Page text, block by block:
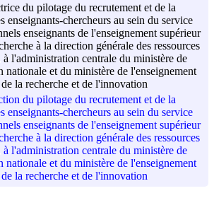
du pilotage du recrutement et de la
enseignants-chercheurs au sein du service
enseignants de l'enseignement supérieur
à la direction générale des ressources
à l'administration centrale du ministère de
nationale et du ministère de l'enseignement
la recherche et de l'innovation
du pilotage du recrutement et de la
enseignants-chercheurs au sein du service
enseignants de l'enseignement supérieur
à la direction générale des ressources
à l'administration centrale du ministère de
nationale et du ministère de l'enseignement
la recherche et de l'innovation